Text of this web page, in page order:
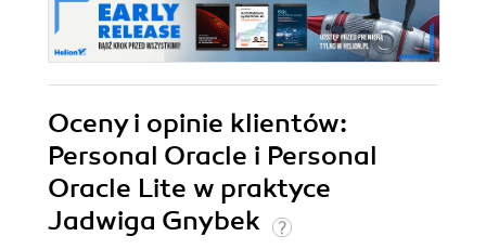
Oceny i opinie klientów:
Personal Oracle i Personal
Oracle Lite w praktyce
Jadwiga Gnybek